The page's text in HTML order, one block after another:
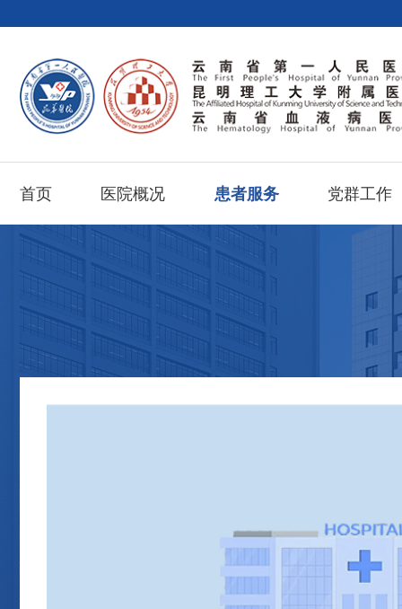
首页 医院概况 患者服务 党群工作